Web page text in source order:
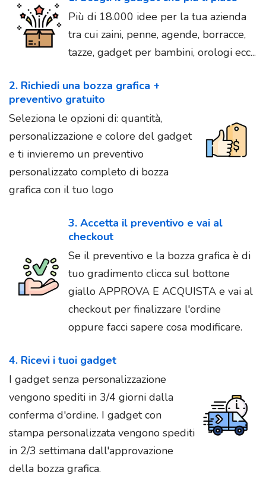
Più di 18.000 idee per la tua azienda
tra cui zaini, penne, agende, borracce,
tazze, gadget per bambini, orologi ecc...
2. Richiedi una bozza grafica +
preventivo gratuito
Seleziona le opzioni di: quantità,
personalizzazione e colore del gadget
e ti invieremo un preventivo
personalizzato completo di bozza
grafica con il tuo logo
3. Accetta il preventivo e vai al
checkout
Se il preventivo e la bozza grafica è di
tuo gradimento clicca sul bottone
giallo APPROVA E ACQUISTA e vai al
checkout per finalizzare l'ordine
oppure facci sapere cosa modificare.
4. Ricevi i tuoi gadget
I gadget senza personalizzazione
vengono spediti in 3/4 giorni dalla
conferma d'ordine. I gadget con
stampa personalizzata vengono spediti
in 2/3 settimana dall'approvazione
della bozza grafica.